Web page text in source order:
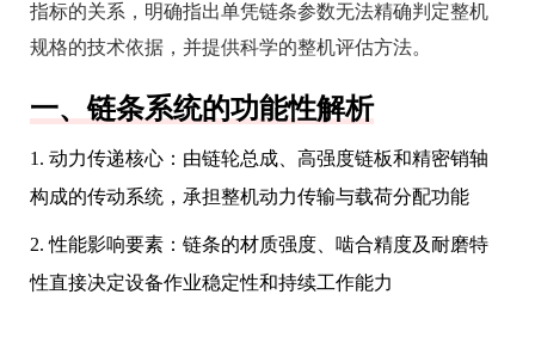
指标的关系，明确指出单凭链条参数无法精确判定整机
规格的技术依据，并提供科学的整机评估方法。
一、链条系统的功能性解析
1. 动力传递核心：由链轮总成、高强度链板和精密销轴
构成的传动系统，承担整机动力传输与载荷分配功能
2. 性能影响要素：链条的材质强度、啮合精度及耐磨特
性直接决定设备作业稳定性和持续工作能力